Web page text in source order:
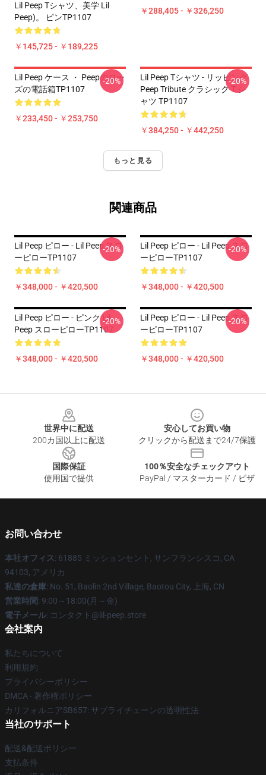
Lil Peep Tシャツ、美学 Lil
Peep)。 ピンTP1107
￥145,725 - ￥189,225
￥288,405 - ￥326,250
Lil Peep ケース ・ Peepのロー
ズの電話箱TP1107
￥233,450 - ￥253,750
-20%
Lil Peep Tシャツ - リッピング
Peep Tribute クラシック T シ
ャツ TP1107
￥384,250 - ￥442,250
-20%
もっと見る
関連商品
Lil Peep ピロー - Lil Peep スロ
ーピローTP1107
￥348,000 - ￥420,500
-20%
Lil Peep ピロー - Lil Peep スロ
ーピローTP1107
￥348,000 - ￥420,500
-20%
Lil Peep ピロー - ピンク Lil
Peep スローピローTP1107
￥348,000 - ￥420,500
-20%
Lil Peep ピロー - Lil Peep スロ
ーピローTP1107
￥348,000 - ￥420,500
-20%
世界中に配送
200カ国以上に配送
安心してお買い物
クリックから配送まで24/7保護
国際保証
使用国で提供
100％安全なチェックアウト
PayPal / マスターカード / ビザ
お問い合わせ
本社オフィス: 61885 ミッションセント, サンフランシスコ, CA
94103, アメリカ
私達の倉庫: No. 51, Baolin 2nd Village, Baotou City, 上海, CN
営業時間: 9:00～18:00(月～金)
電子メール: コンタクト@lil-peep.store
会社案内
私たちについて
利用規約
プライバシーポリシー
DMCA - 著作権ポリシー
カリフォルニアSB657: サプライチェーンの透明性法
当社のサポート
配送&配送ポリシー
支払条件